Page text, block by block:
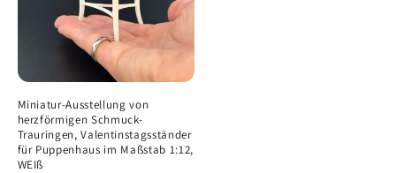
Miniatur-Ausstellung von
herzförmigen Schmuck-
Trauringen, Valentinstagsständer
für Puppenhaus im Maßstab 1:12,
WEIß